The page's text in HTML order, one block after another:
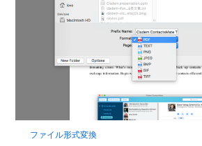
ファイル形式変換